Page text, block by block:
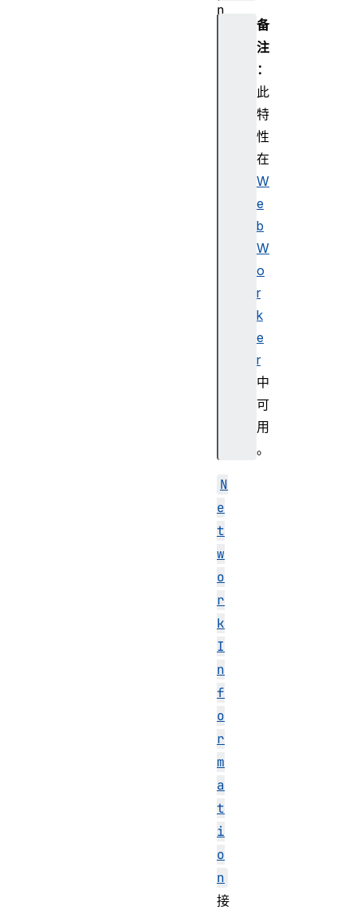
备
注
：
此
特
性
在
W
e
b
W
o
r
k
e
r
中
可
用
。
N
e
t
w
o
r
k
I
n
f
o
r
m
a
t
i
o
n
接
n